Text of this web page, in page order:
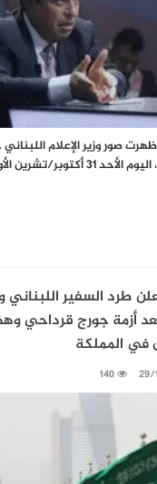
صور وزير الإعلام
تشرين الأول …
طرد السفير
بعد أزمة جورج قرداحي
في المملكة
29/
140